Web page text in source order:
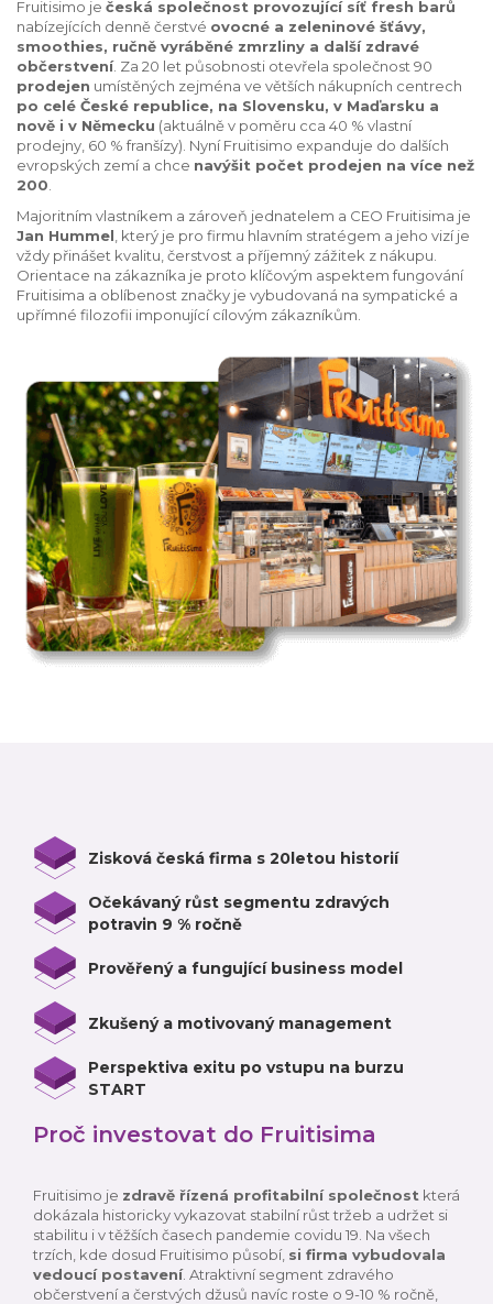
Fruitisimo je česká společnost provozující síť fresh barů
nabízejících denně čerstvé ovocné a zeleninové šťávy,
smoothies, ručně vyráběné zmrzliny a další zdravé
občerstvení. Za 20 let působnosti otevřela společnost 90
prodejen umístěných zejména ve větších nákupních centrech
po celé České republice, na Slovensku, v Maďarsku a
nově i v Německu (aktuálně v poměru cca 40 % vlastní
prodejny, 60 % franšízy). Nyní Fruitisimo expanduje do dalších
evropských zemí a chce navýšit počet prodejen na více než
200
Majoritním vlastníkem a zároveň jednatelem a CEO Fruitisima je
Jan Hummel , který je pro firmu hlavním stratégem a jeho vizí je
vždy přinášet kvalitu, čerstvost a příjemný zážitek z nákupu.
Orientace na zákazníka je proto klíčovým aspektem fungování
Fruitisima a oblíbenost značky je vybudovaná na sympatické a
upřímné filozofii imponující cílovým zákazníkům.
Zisková česká firma s 20letou historií
Očekávaný růst segmentu zdravých
potravin 9 % ročně
Prověřený a fungující business model
Zkušený a motivovaný management
Perspektiva exitu po vstupu na burzu
START
Proč investovat do Fruitisima
Fruitisimo je zdravě řízená profitabilní společnost která
dokázala historicky vykazovat stabilní růst tržeb a udržet si
stabilitu i v těžších časech pandemie covidu 19. Na všech
trzích, kde dosud Fruitisimo působí, si firma vybudovala
vedoucí postavení. Atraktivní segment zdravého
občerstvení a čerstvých džusů navíc roste o 9-10 % ročně,